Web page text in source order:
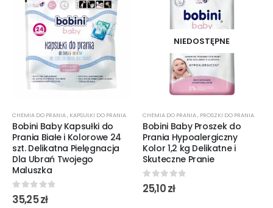
CHEMIA DO PRANIA, KAPSUŁKI DO PRANIA
Bobini Baby Kapsułki do
Prania Białe i Kolorowe 24
szt. Delikatna Pielęgnacja
Dla Ubrań Twojego
Maluszka
0out of 5
35,25zł
NIEDOSTĘPNE
CHEMIA DO PRANIA, PROSZKI DO PRANIA
Bobini Baby Proszek do
Prania Hypoalergiczny
Kolor 1,2 kg Delikatne i
Skuteczne Pranie
0out of 5
25,10zł